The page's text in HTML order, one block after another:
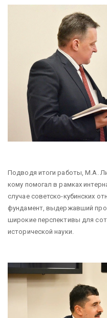
Подводя итоги работы, М.А.
кому помогал в рамках
случае советско-кубинских
фундамент, выдержавший
широкие перспективы для
исторической науки.